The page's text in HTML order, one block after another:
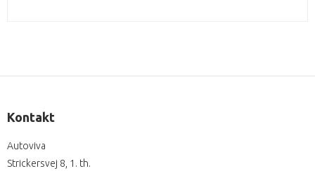
Kontakt
Autoviva
Strickersvej 8, 1. th.